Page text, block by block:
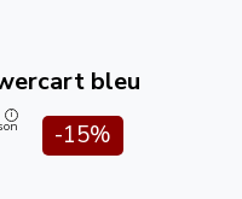
bleu
-15%